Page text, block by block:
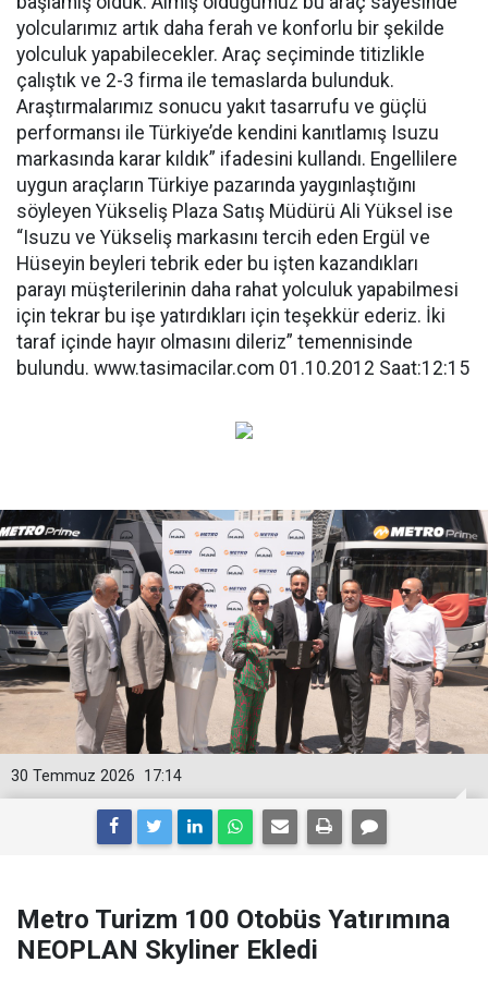
yolcularımız artık daha ferah ve konforlu bir şekilde
yolculuk yapabilecekler. Araç seçiminde titizlikle
çalıştık ve 2-3 firma ile temaslarda bulunduk.
Araştırmalarımız sonucu yakıt tasarrufu ve güçlü
performansı ile Türkiye’de kendini kanıtlamış Isuzu
markasında karar kıldık” ifadesini kullandı. Engellilere
uygun araçların Türkiye pazarında yaygınlaştığını
söyleyen Yükseliş Plaza Satış Müdürü Ali Yüksel ise
“Isuzu ve Yükseliş markasını tercih eden Ergül ve
Hüseyin beyleri tebrik eder bu işten kazandıkları
parayı müşterilerinin daha rahat yolculuk yapabilmesi
için tekrar bu işe yatırdıkları için teşekkür ederiz. İki
taraf içinde hayır olmasını dileriz” temennisinde
bulundu. www.tasimacilar.com 01.10.2012 Saat:12:15
17:14
30 Temmuz 2026
Metro Turizm 100 Otobüs Yatırımına
NEOPLAN Skyliner Ekledi